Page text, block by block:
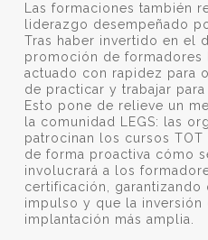
Las formaciones también
liderazgo desempeñado
Tras haber invertido en el
promoción de formadores
actuado con rapidez para
de practicar y trabajar
Esto pone de relieve un
la comunidad LEGS: las
patrocinan los cursos TOT
de forma proactiva cómo
involucrará a los
certificación, garantizando
impulso y que la inversión
implantación más amplia.